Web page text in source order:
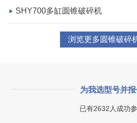
SHY700多缸圆锥破碎机
浏览更多圆锥破碎
为我选型号并
已有2632人成功